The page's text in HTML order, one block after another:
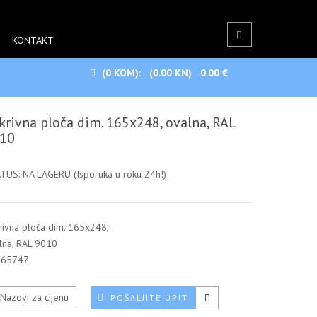
KONTAKT
(0 KOM): (0.00 KN) 0.00 €
ploča dim. 165x248, ovalna, RAL
NA LAGERU (Isporuka u roku 24h!)
ploča dim. 165x248,
RAL 9010
Nazovi za cijenu POŠALJITE UPIT